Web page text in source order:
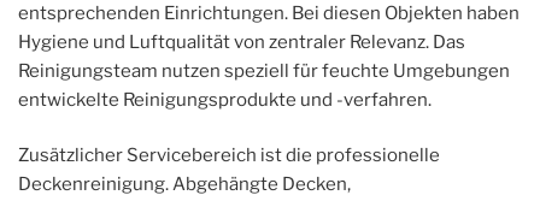
entsprechenden Einrichtungen. Bei diesen Objekten haben
Hygiene und Luftqualität von zentraler Relevanz. Das
Reinigungsteam nutzen speziell für feuchte Umgebungen
entwickelte Reinigungsprodukte und -verfahren.
Zusätzlicher Servicebereich ist die professionelle
Deckenreinigung. Abgehängte Decken,